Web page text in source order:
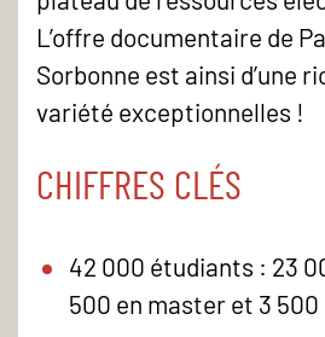
L’offre documentaire de
Sorbonne est ainsi d’une
variété exceptionnelles !
CHIFFRES CLÉS
42 000 étudiants : 23
500 en master et 3